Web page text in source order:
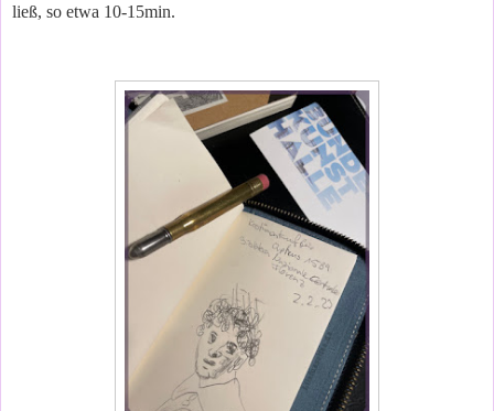
ließ, so etwa 10-15min.